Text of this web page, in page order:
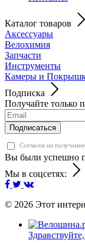
Каталог товаров
Аксессуары
Велохимия
Запчасти
Инструменты
Камеры и
Подписка
Получайте только
Подписаться
Согласен на
Вы были успешно
Мы в соцсетях:
© 2026 Этот
Здравствуйте,